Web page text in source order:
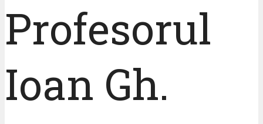
Profesorul
Ioan Gh.